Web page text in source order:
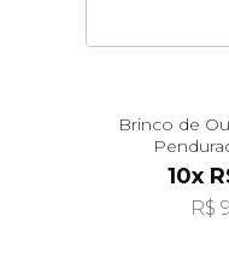
Brinco de
10x
R$